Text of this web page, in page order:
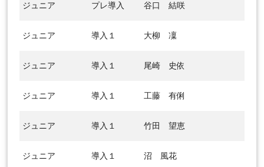
ジュニア プレ導入 谷口 結咲
ジュニア 導入１ 大柳 凜
ジュニア 導入１ 尾崎 史依
ジュニア 導入１ 工藤 有俐
ジュニア 導入１ 竹田 望恵
ジュニア 導入１ 沼 風花